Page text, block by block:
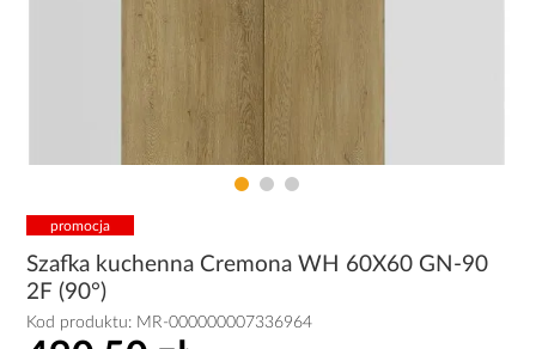
promocja
Szafka kuchenna Cremona WH 60X60 GN-90
2F (90°)
Kod produktu: MR-000000007336964